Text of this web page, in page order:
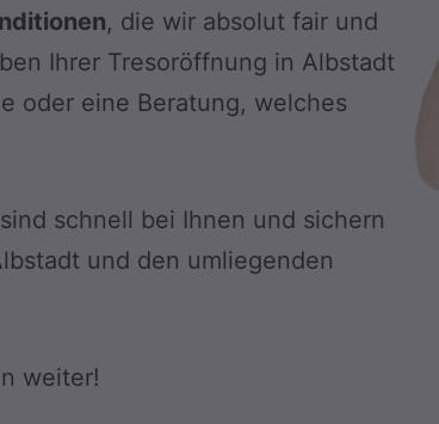
, die wir absolut fair und
Ihrer Tresoröffnung in Albstadt
oder eine Beratung, welches
schnell bei Ihnen und sichern
und den umliegenden
weiter!